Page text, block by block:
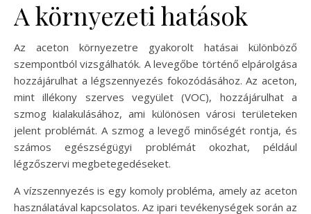
A környezeti hatások
Az aceton környezetre gyakorolt hatásai különböző
szempontból vizsgálhatók. A levegőbe történő elpárolgása
hozzájárulhat a légszennyezés fokozódásához. Az aceton,
mint illékony szerves vegyület (VOC), hozzájárulhat a
szmog kialakulásához, ami különösen városi területeken
jelent problémát. A szmog a levegő minőségét rontja, és
számos egészségügyi problémát okozhat, például
légzőszervi megbetegedéseket.
A vízszennyezés is egy komoly probléma, amely az aceton
használatával kapcsolatos. Az ipari tevékenységek során az